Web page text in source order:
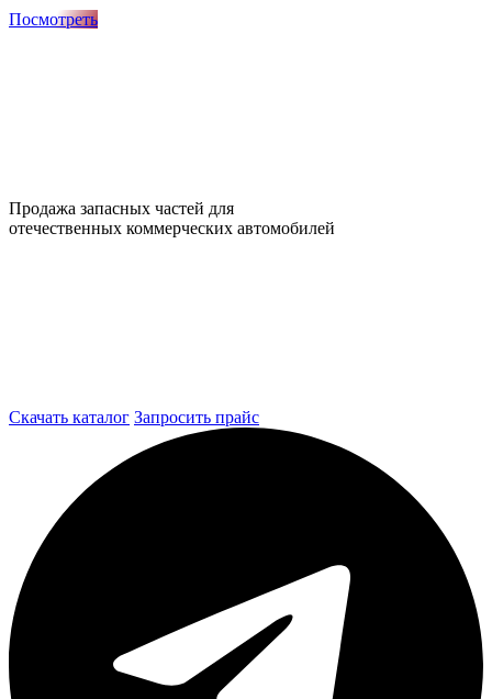
Посмотреть
Продажа запасных частей для
отечественных коммерческих автомобилей
Скачать каталог Запросить прайс